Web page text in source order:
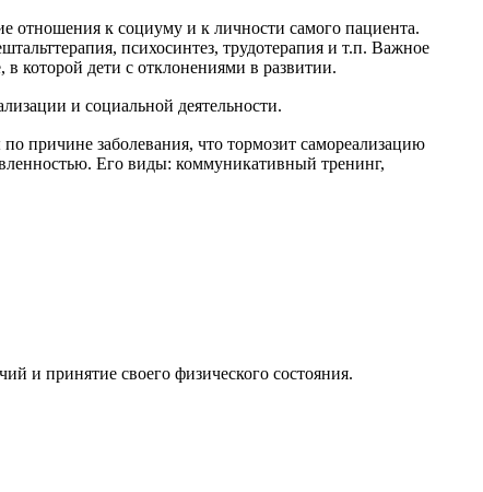
отношения к социуму и к личности самого пациента.
психосинтез, трудотерапия и т.п. Важное
которой дети с отклонениями в развитии.
и социальной деятельности.
причине заболевания, что тормозит самореализацию
Его виды: коммуникативный тренинг,
и принятие своего физического состояния.